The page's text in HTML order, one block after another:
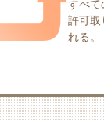
すべて
許可取
れる。